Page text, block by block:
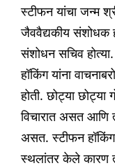
स्टीफन यांचा जन्म
जैववैद्यकीय संशोधक
संशोधन सचिव
हॉकिंग यांना
होती. छोट्या छोट्या
विचारात असत आणि
असत. स्टीफन
स्थलांतर केले कारण